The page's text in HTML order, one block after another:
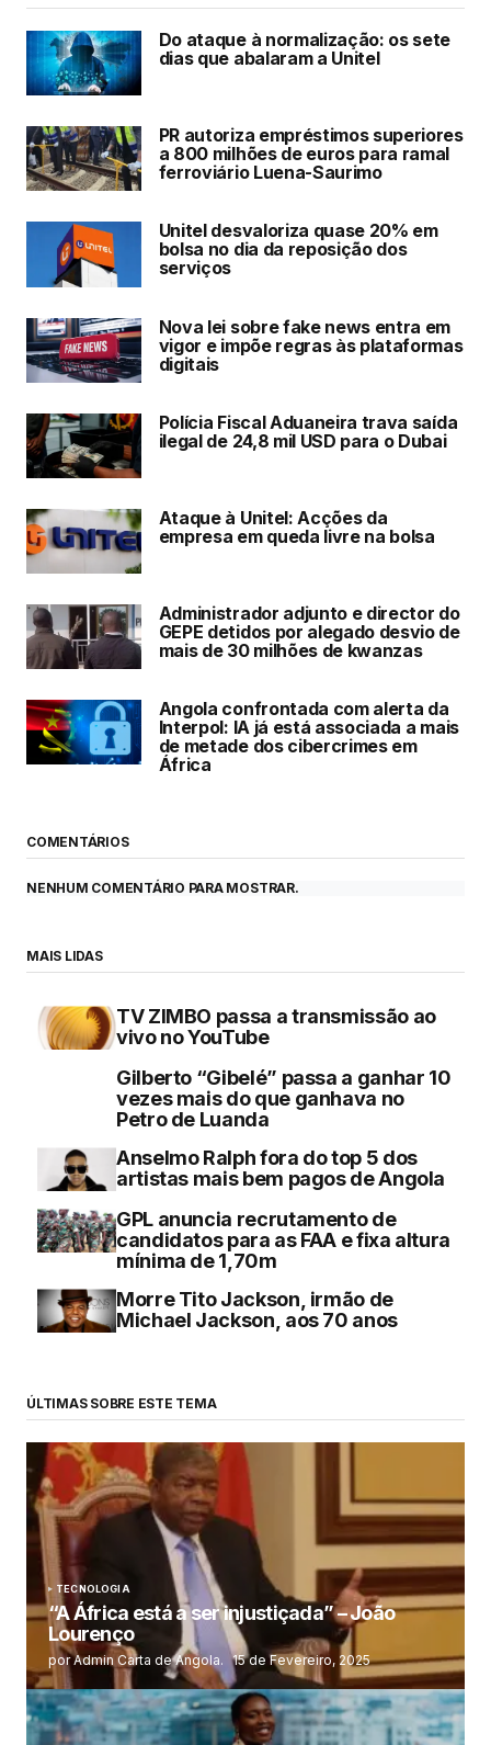
Do ataque à normalização: os sete
dias que abalaram a Unitel
PR autoriza empréstimos superiores
a 800 milhões de euros para ramal
ferroviário Luena-Saurimo
Unitel desvaloriza quase 20% em
bolsa no dia da reposição dos
serviços
Nova lei sobre fake news entra em
vigor e impõe regras às plataformas
digitais
Polícia Fiscal Aduaneira trava saída
ilegal de 24,8 mil USD para o Dubai
Ataque à Unitel: Acções da
empresa em queda livre na bolsa
Administrador adjunto e director do
GEPE detidos por alegado desvio de
mais de 30 milhões de kwanzas
Angola confrontada com alerta da
Interpol: IA já está associada a mais
de metade dos cibercrimes em
África
COMENTÁRIOS
NENHUM COMENTÁRIO PARA MOSTRAR.
MAIS LIDAS
TV ZIMBO passa a transmissão ao
vivo no YouTube
Gilberto “Gibelé” passa a ganhar 10
vezes mais do que ganhava no
Petro de Luanda
Anselmo Ralph fora do top 5 dos
artistas mais bem pagos de Angola
GPL anuncia recrutamento de
candidatos para as FAA e fixa altura
mínima de 1,70m
Morre Tito Jackson, irmão de
Michael Jackson, aos 70 anos
ÚLTIMAS SOBRE ESTE TEMA
TECNOLOGIA
“A África está a ser injustiçada” – João
Lourenço
por Admin Carta de Angola. 15 de Fevereiro, 2025